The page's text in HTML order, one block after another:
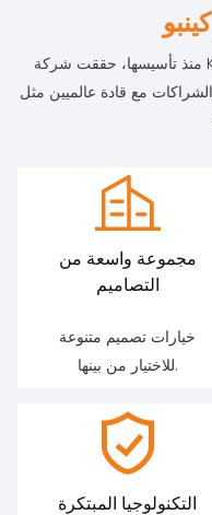
كينبو
منذ تأسيسها، حققت شركة KINBO إنجازات هامة بما في ذلك التنفيذ
مع قادة عالميين مثل
مجموعة واسعة من
التصاميم
خيارات تصميم متنوعة
للاختيار من بينها.
التكنولوجيا المبتكرة